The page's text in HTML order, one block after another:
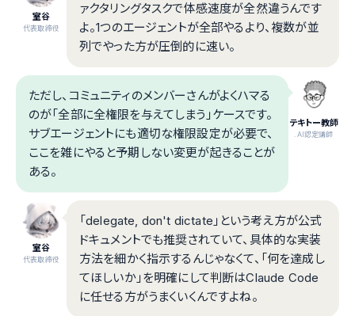
室谷
代表取締役
ァクタリングタスクで体感速度が全然違うんです
よ。1つのエージェントが全部やるより、複数が並
列でやった方が圧倒的に速い。
テキトー教師
.AI認定講師
ただし、コミュニティのメンバーさんがよくハマる
のが「全部に全権限を与えてしまう」ケースです。
サブエージェントにも適切な権限設定が必要で、
ここを雑にやると予期しない変更が起きることが
ある。
室谷
代表取締役
「delegate, don't dictate」という考え方が公式
ドキュメントでも推奨されていて、具体的な実装
方法を細かく指示するんじゃなくて、「何を達成し
てほしいか」を明確にして判断はClaude Code
に任せる方がうまくいくんですよね。